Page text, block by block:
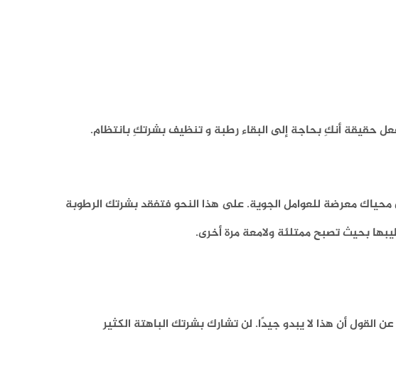
حقيقة أنكِ بحاجة إلى البقاء رطبة و تنظيف بشرتكِ بانتظام.
معرضة للعوامل الجوية. على هذا النحو فتفقد بشرتك الرطوبة
بحيث تصبح ممتلئة ولامعة مرة أخرى.
أن هذا لا يبدو جيدًا. لن تشارك بشرتك الباهتة الكثير